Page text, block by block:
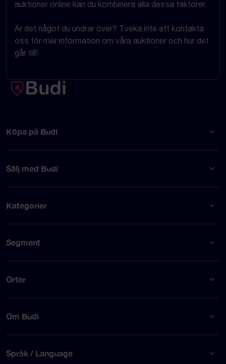
auktioner online kan du kombinera alla dessa faktorer.
Är det något du undrar över? Tveka inte att kontakta
oss för mer information om våra auktioner och hur det
går till!
Köpa på Budi
Sälj med Budi
Kategorier
Segment
Orter
Om Budi
Språk / Language